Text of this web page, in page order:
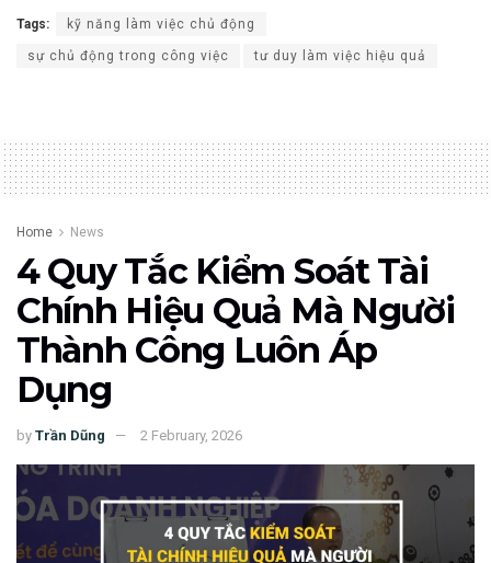
Tags: kỹ năng làm việc chủ động
sự chủ động trong công việc tư duy làm việc hiệu quả
Home News
4 Quy Tắc Kiểm Soát Tài
Chính Hiệu Quả Mà Người
Thành Công Luôn Áp
Dụng
by Trần Dũng 2 February, 2026